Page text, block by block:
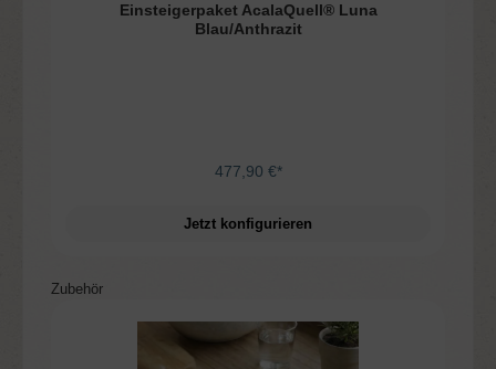
Einsteigerpaket AcalaQuell® Luna
Blau/Anthrazit
477,90 €*
Jetzt konfigurieren
Produktgalerie überspringen
Zubehör